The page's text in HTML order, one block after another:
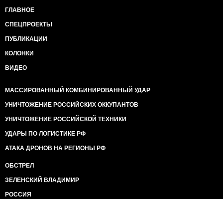
ГЛАВНОЕ
СПЕЦПРОЕКТЫ
ПУБЛИКАЦИИ
КОЛОНКИ
ВИДЕО
МАССИРОВАННЫЙ КОМБИНИРОВАННЫЙ УДАР
УНИЧТОЖЕНИЕ РОССИЙСКИХ ОККУПАНТОВ
УНИЧТОЖЕНИЕ РОССИЙСКОЙ ТЕХНИКИ
УДАРЫ ПО ЛОГИСТИКЕ РФ
АТАКА ДРОНОВ НА РЕГИОНЫ РФ
ОБСТРЕЛ
ЗЕЛЕНСКИЙ ВЛАДИМИР
РОССИЯ